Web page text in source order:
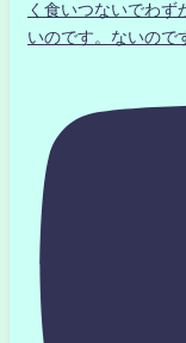
く食いつないでわず
いのです。ないので